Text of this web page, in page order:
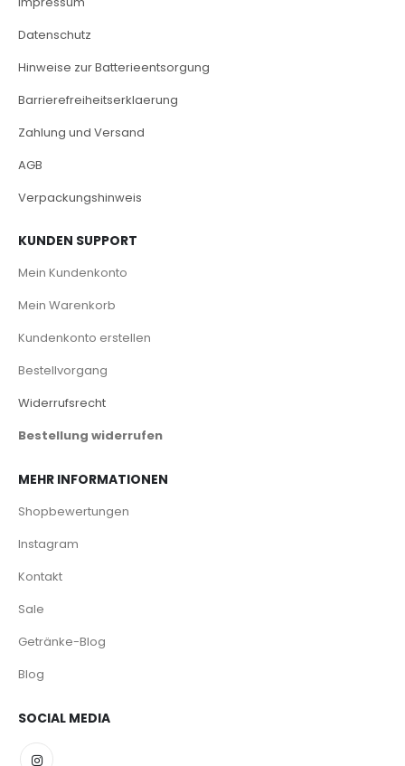
Datenschutz
Hinweise zur Batterieentsorgung
Barrierefreiheitserklaerung
Zahlung und Versand
AGB
Verpackungshinweis
KUNDEN SUPPORT
Mein Kundenkonto
Mein Warenkorb
Kundenkonto erstellen
Bestellvorgang
Widerrufsrecht
Bestellung widerrufen
MEHR INFORMATIONEN
Shopbewertungen
Instagram
Kontakt
Sale
Getränke-Blog
Blog
SOCIAL MEDIA